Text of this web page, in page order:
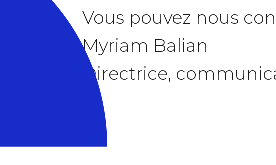
Vous pouvez nous
Myriam Balian
Directrice,